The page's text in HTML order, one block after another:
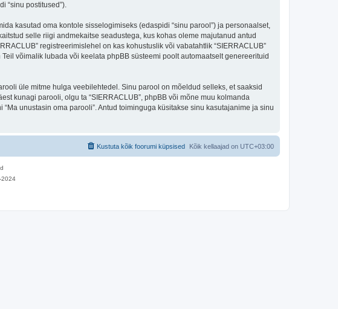
“sinu postitused”).
kasutad oma kontole sisselogimiseks (edaspidi “sinu parool”) ja personaalset,
selle riigi andmekaitse seadustega, kus kohas oleme majutanud antud
registreerimislehel on kas kohustuslik või vabatahtlik “SIERRACLUB”
võimalik lubada või keelata phpBB süsteemi poolt automaatselt genereerituid
üle mitme hulga veebilehtedel. Sinu parool on mõeldud selleks, et saaksid
kunagi parooli, olgu ta “SIERRACLUB”, phpBB või mõne muu kolmanda
unustasin oma parooli”. Antud toiminguga küsitakse sinu kasutajanime ja sinu
Kõik kellaajad on UTC+03:00
Kustuta kõik foorumi küpsised
2024